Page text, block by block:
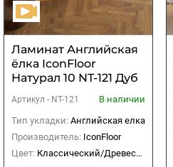
Ламинат Английская
ёлка IconFloor
Натурал 10 NT-121 Дуб
Артикул - NT-121
В наличии
Тип укладки: Английская елка
Производитель: IconFloor
Цвет: Классический/Древесный